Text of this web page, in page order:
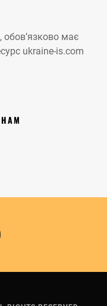
обов’язково має
ukraine-is.com